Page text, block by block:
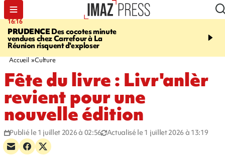
16:16
PRUDENCEDes cocotes minute
vendues chez Carrefour à La
Réunion risquent d'exploser
20:06
l'Asie, mort d'une
Accueil Culture
Fête du livre : Livr'anlèr
revient pour une
nouvelle édition
Publié le 1 juillet 2026 à 02:56 Actualisé le 1 juillet 2026 à 13:19